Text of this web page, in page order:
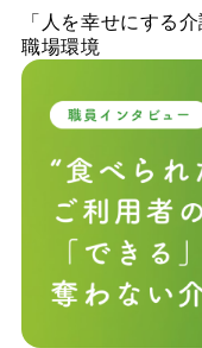
「人を幸せにする
職場環境